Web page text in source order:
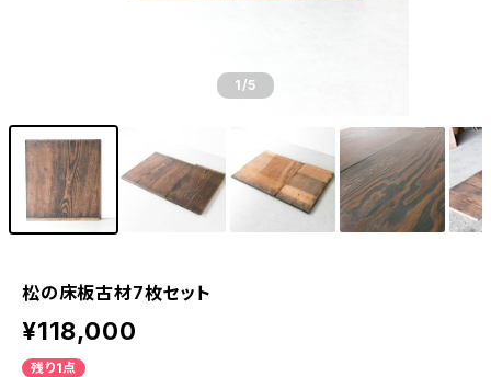
1/5
松の床板古材7枚セット
¥118,000
残り1点